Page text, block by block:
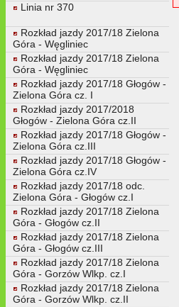
Linia nr 370
Rozkład jazdy 2017/18 Zielona
Góra - Węgliniec
Rozkład jazdy 2017/18 Zielona
Góra - Węgliniec
Rozkład jazdy 2017/18 Głogów -
Zielona Góra cz. I
Rozkład jazdy 2017/2018
Głogów - Zielona Góra cz.II
Rozkład jazdy 2017/18 Głogów -
Zielona Góra cz.III
Rozkład jazdy 2017/18 Głogów -
Zielona Góra cz.IV
Rozkład jazdy 2017/18 odc.
Zielona Góra - Głogów cz.I
Rozkład jazdy 2017/18 Zielona
Góra - Głogów cz.II
Rozkład jazdy 2017/18 Zielona
Góra - Głogów cz.III
Rozkład jazdy 2017/18 Zielona
Góra - Gorzów Wlkp. cz.I
Rozkład jazdy 2017/18 Zielona
Góra - Gorzów Wlkp. cz.II